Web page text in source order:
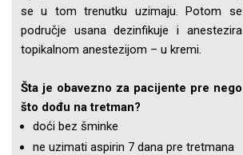
se u tom trenutku uzimaju. Potom se
područje usana dezinfikuje i anestezira
topikalnom anestezijom – u kremi.
Šta je obavezno za pacijente pre nego
što dođu na tretman?
doći bez šminke
ne uzimati aspirin 7 dana pre tretmana